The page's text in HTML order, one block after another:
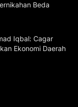
Beda
Iqbal: Cagar
Ekonomi Daerah